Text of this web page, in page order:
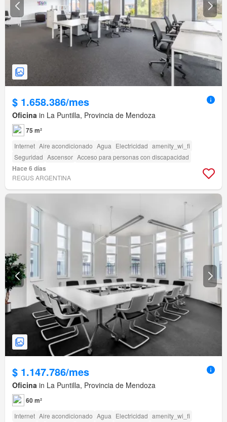
$ 1.658.386/mes
Oficina in La Puntilla, Provincia de Mendoza
75 m²
Internet Aire acondicionado Agua Electricidad amenity_wi_fi
Seguridad Ascensor Acceso para personas con discapacidad
Hace 6 días
REGUS ARGENTINA
$ 1.147.786/mes
Oficina in La Puntilla, Provincia de Mendoza
60 m²
Internet Aire acondicionado Agua Electricidad amenity_wi_fi